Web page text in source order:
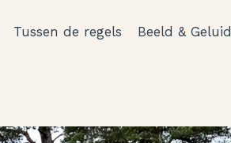
Tussen de regels Beeld & Geluid